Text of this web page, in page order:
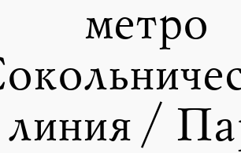
метро
линия /